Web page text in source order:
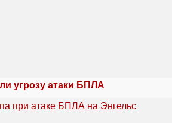
угрозу атаки БПЛА